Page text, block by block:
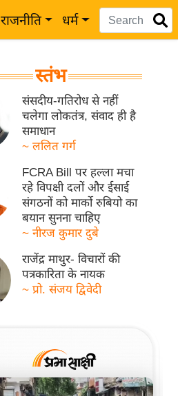
राजनीति धर्म
स्तंभ
संसदीय-गतिरोध से नहीं
चलेगा लोकतंत्र, संवाद ही है
समाधान
~ ललित गर्ग
FCRA Bill पर हल्ला मचा
रहे विपक्षी दलों और ईसाई
संगठनों को मार्को रुबियो का
बयान सुनना चाहिए
~ नीरज कुमार दुबे
राजेंद्र माथुर- विचारों की
पत्रकारिता के नायक
~ प्रो. संजय द्विवेदी